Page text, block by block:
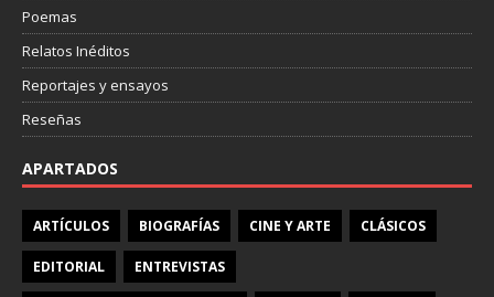
Poemas
Relatos Inéditos
Reportajes y ensayos
Reseñas
APARTADOS
ARTÍCULOS BIOGRAFÍAS CINE Y ARTE CLÁSICOS
EDITORIAL ENTREVISTAS